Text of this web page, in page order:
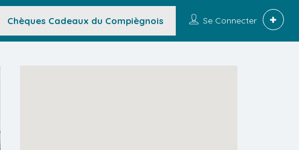
Se Connecter
Chèques Cadeaux du Compiègnois